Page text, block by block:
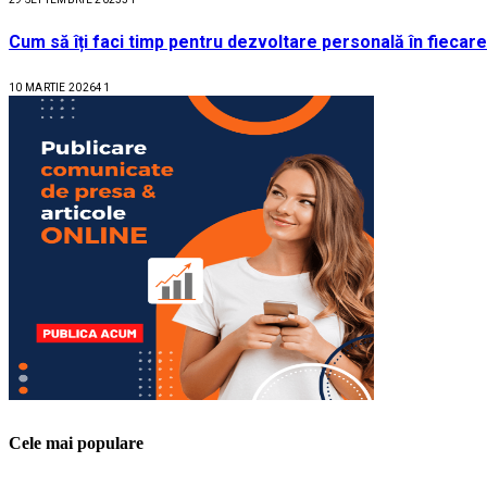
Cum să îți faci timp pentru dezvoltare personală în
10 MARTIE 202641
Cele mai populare